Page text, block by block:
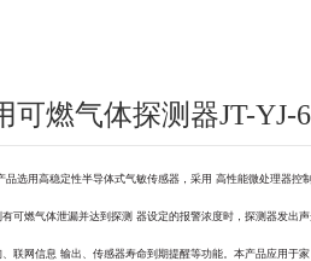
可燃气体探测器JT-YJ-
用高稳定性半导体式气敏传感器，采用 高性能微处理器控
有可燃气体泄漏并达到探测 器设定的报警浓度时，探测器发出
、联网信息 输出、传感器寿命到期提醒等功能。本产品应用于